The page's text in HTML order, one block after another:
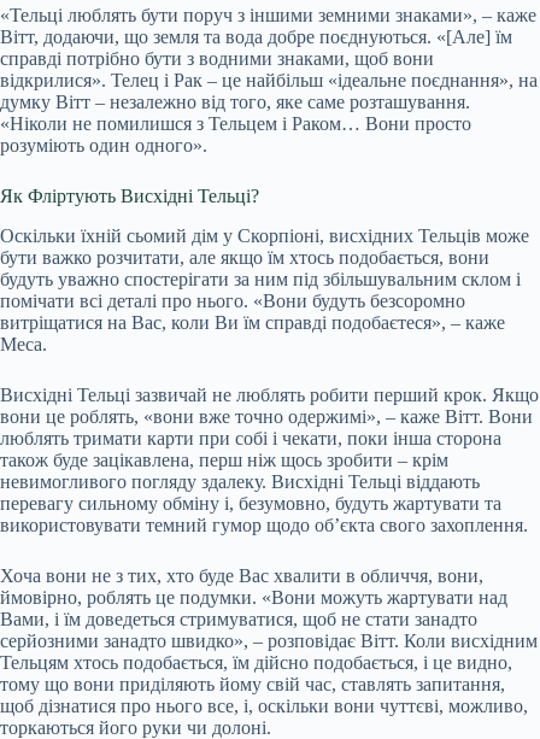
«Тельці люблять бути поруч з іншими земними знаками», – каже
Вітт, додаючи, що земля та вода добре поєднуються. «[Але] їм
справді потрібно бути з водними знаками, щоб вони
відкрилися». Телец і Рак – це найбільш «ідеальне поєднання», на
думку Вітт – незалежно від того, яке саме розташування.
«Ніколи не помилишся з Тельцем і Раком… Вони просто
розуміють один одного».
Як Фліртують Висхідні Тельці?
Оскільки їхній сьомий дім у Скорпіоні, висхідних Тельців може
бути важко розчитати, але якщо їм хтось подобається, вони
будуть уважно спостерігати за ним під збільшувальним склом і
помічати всі деталі про нього. «Вони будуть безсоромно
витріщатися на Вас, коли Ви їм справді подобаєтеся», – каже
Меса.
Висхідні Тельці зазвичай не люблять робити перший крок. Якщо
вони це роблять, «вони вже точно одержимі», – каже Вітт. Вони
люблять тримати карти при собі і чекати, поки інша сторона
також буде зацікавлена, перш ніж щось зробити – крім
невимогливого погляду здалеку. Висхідні Тельці віддають
перевагу сильному обміну і, безумовно, будуть жартувати та
використовувати темний гумор щодо об’єкта свого захоплення.
Хоча вони не з тих, хто буде Вас хвалити в обличчя, вони,
ймовірно, роблять це подумки. «Вони можуть жартувати над
Вами, і їм доведеться стримуватися, щоб не стати занадто
серйозними занадто швидко», – розповідає Вітт. Коли висхідним
Тельцям хтось подобається, їм дійсно подобається, і це видно,
тому що вони приділяють йому свій час, ставлять запитання,
щоб дізнатися про нього все, і, оскільки вони чуттєві, можливо,
торкаються його руки чи долоні.